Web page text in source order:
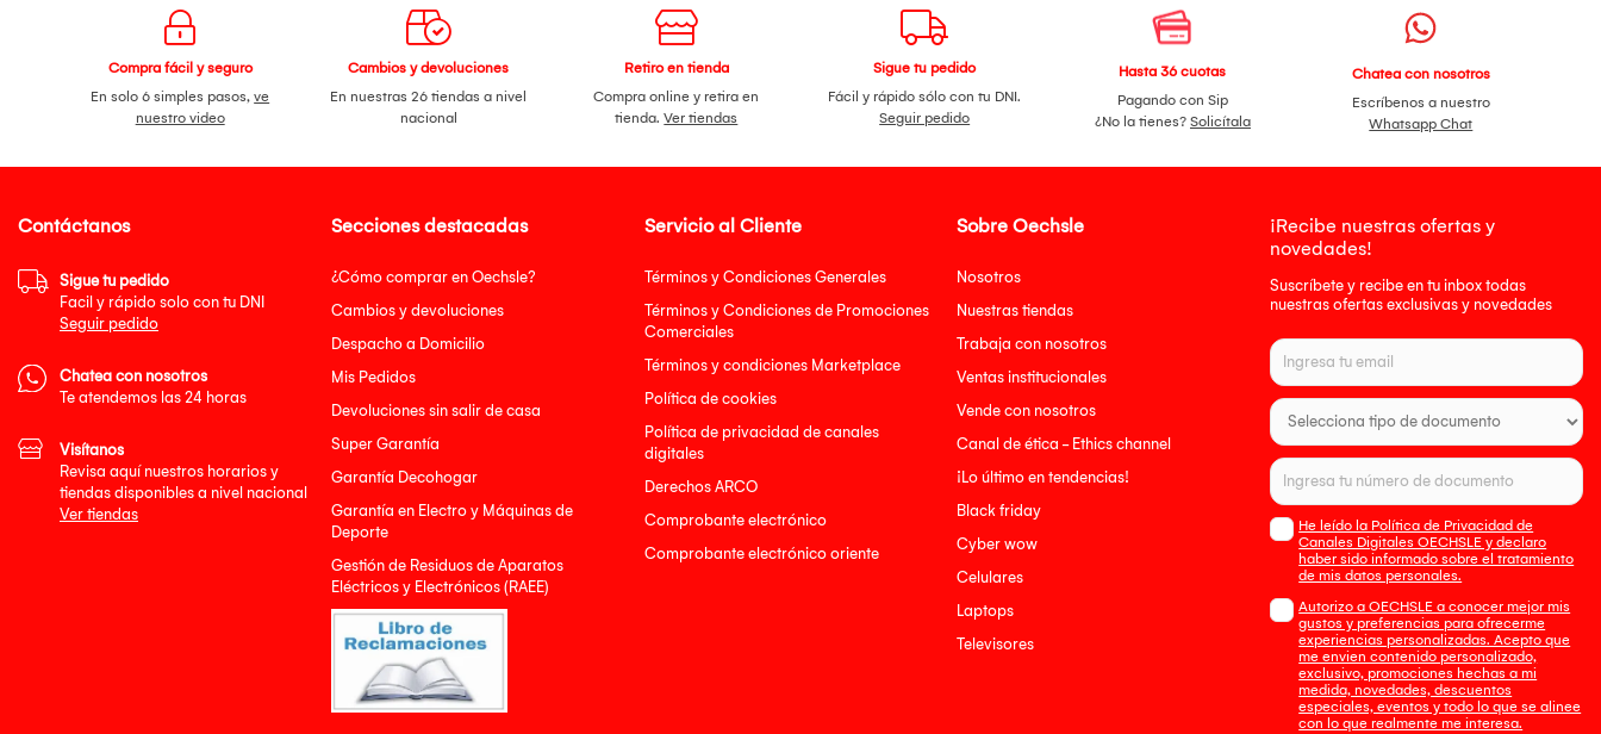
Compra fácil y seguro
En solo 6 simples pasos,ve
nuestro video
Cambios y devoluciones
En nuestras 26 tiendas a nivel
nacional
Retiro en tienda
Compra online y retira en
tienda.Ver tiendas
Sigue tu pedido
Fácil y rápido sólo con tu DNI.
Seguir pedido
Hasta 36 cuotas
Pagando con Sip
¿No la tienes? Solicítala
Chatea con nosotros
Escríbenos a nuestro
Whatsapp Chat
Secciones destacadas
¿Cómo comprar en Oechsle?
Cambios y devoluciones
Despacho a Domicilio
Mis Pedidos
Devoluciones sin salir de casa
Super Garantía
Garantía Decohogar
Garantía en Electro y Máquinas de
Deporte
Gestión de Residuos de Aparatos
Eléctricos y Electrónicos (RAEE)
Servicio al Cliente
Términos y Condiciones Generales
Términos y Condiciones de Promociones
Comerciales
Términos y condiciones Marketplace
Política de cookies
Política de privacidad de canales
digitales
Derechos ARCO
Comprobante electrónico
Comprobante electrónico oriente
Sobre Oechsle
Nosotros
Nuestras tiendas
Trabaja con nosotros
Ventas institucionales
Vende con nosotros
Canal de ética - Ethics channel
¡Lo último en tendencias!
Black friday
Cyber wow
Celulares
Laptops
Televisores
¡Recibe nuestras ofertas y
novedades!
Suscríbete y recibe en tu inbox todas
nuestras ofertas exclusivas y novedades
He leído la Política de Privacidad de
Canales Digitales OECHSLE y declaro
haber sido informado sobre el tratamiento
de mis datos personales.
Autorizo a OECHSLE a conocer mejor mis
gustos y preferencias para ofrecerme
experiencias personalizadas. Acepto que
me envien contenido personalizado,
exclusivo, promociones hechas a mi
medida, novedades, descuentos
especiales, eventos y todo lo que se alinee
con lo que realmente me interesa.
Contáctanos
Sigue tu pedido
Facil y rápido solo con tu DNI
Seguir pedido
Chatea con nosotros
Te atendemos las 24 horas
Visítanos
Revisa aquí nuestros horarios y
tiendas disponibles a nivel nacional
Ver tiendas